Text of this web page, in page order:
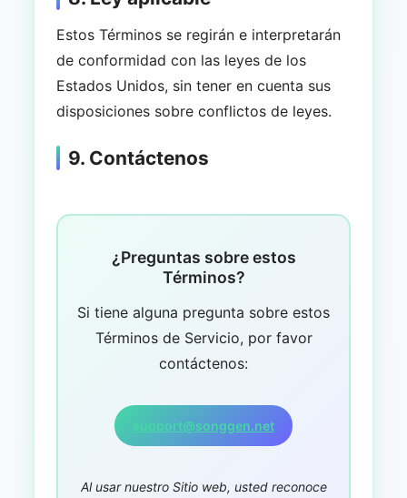
Estos Términos se regirán e interpretarán
de conformidad con las leyes de los
Estados Unidos, sin tener en cuenta sus
disposiciones sobre conflictos de leyes.
9. Contáctenos
¿Preguntas sobre estos
Términos?
Si tiene alguna pregunta sobre estos
Términos de Servicio, por favor
contáctenos:
support@songgen.net
Al usar nuestro Sitio web, usted reconoce